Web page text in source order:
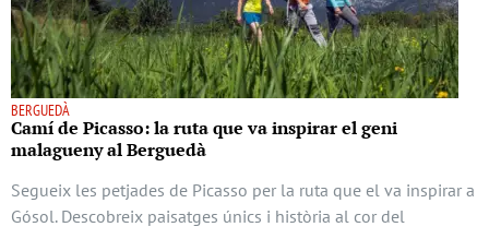
BERGUEDÀ
Camí de Picasso: la ruta que va inspirar el geni
malagueny al Berguedà
Segueix les petjades de Picasso per la ruta que el va inspirar a
Gósol. Descobreix paisatges únics i història al cor del